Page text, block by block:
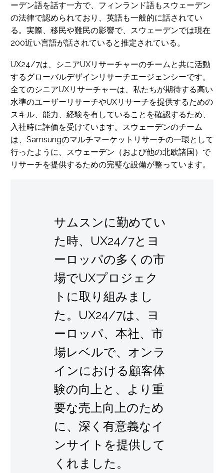
ーデン語を話す一方で、フィンランド語もスウェーデン
の法律で認められており、英語も一般的に話されてい
る。実際、移民や難民の影響で、スウェーデンでは現在
200近い言語が話されていると推定されている。
UX24/7は、シニアUXリサーチャーのチームと共に活動
するグローバルデザインリサーチエージェンシーです。
全てのシニアUXリサーチャーは、私たちが期待する高い
水準のユーザーリサーチやUXリサーチを提供するための
スキル、能力、経験を有していることを確認するため、
入社時に評価を受けています。スウェーデンのチーム
は、Samsungのマルチマーケットリサーチの一環として
行ったように、スウェーデン（および他の北欧諸国）で
リサーチを提供するための完璧な設備が整っています。
サムスンに勤めてい
た時、UX24/7とヨ
ーロッパの多くの市
場でUXプロジェク
トに取り組みまし
た。UX24/7は、ヨ
ーロッパ、本社、市
場レベルで、オンラ
インにおける顧客体
験の向上と、より重
要な売上向上のため
に、深く有意義なイ
ンサイトを提供して
くれました。